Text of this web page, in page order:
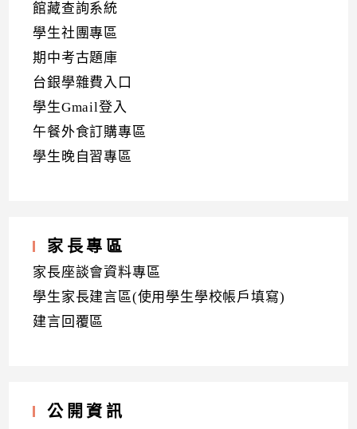
館藏查詢系統
學生社團專區
期中考古題庫
台銀學雜費入口
學生Gmail登入
午餐外食訂購專區
學生晚自習專區
家長專區
家長座談會資料專區
學生家長建言區(使用學生學校帳戶填寫)
建言回覆區
公開資訊